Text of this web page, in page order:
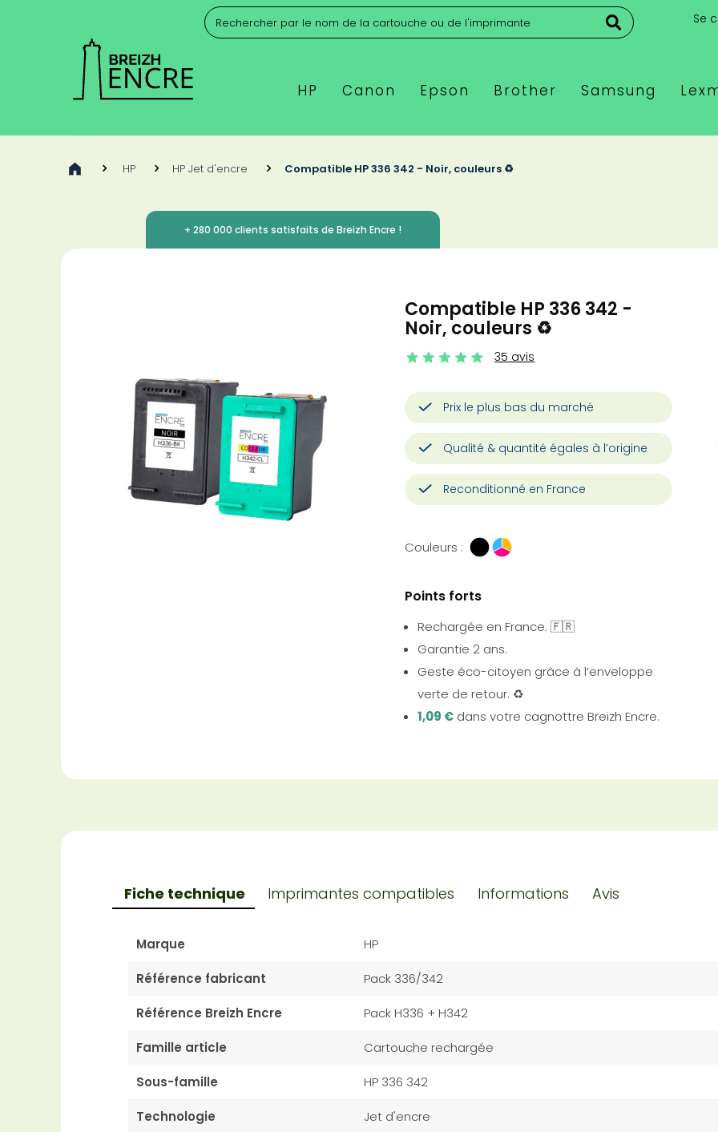
Se
HP Canon Epson Brother Samsung
HP HP Jet d'encre Compatible HP 336 342 - Noir, couleurs ♻️
+ 280 000 clients satisfaits de Breizh Encre !
Compatible HP 336 342 -
Noir, couleurs ♻️
35 avis
Prix le plus bas du marché
Qualité & quantité égales à l’origine
Reconditionné en France
Couleurs :
Points forts
Rechargée en France. 🇫🇷
Garantie 2 ans.
Geste éco-citoyen grâce à l’enveloppe
verte de retour. ♻️
1,09 € dans votre cagnottre Breizh Encre.
Fiche technique Imprimantes compatibles Informations Avis
Marque HP
Référence fabricant Pack 336/342
Référence Breizh Encre Pack H336 + H342
Famille article Cartouche rechargée
Sous-famille HP 336 342
Technologie Jet d'encre